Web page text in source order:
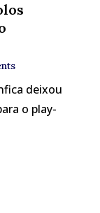
deixou
o play-